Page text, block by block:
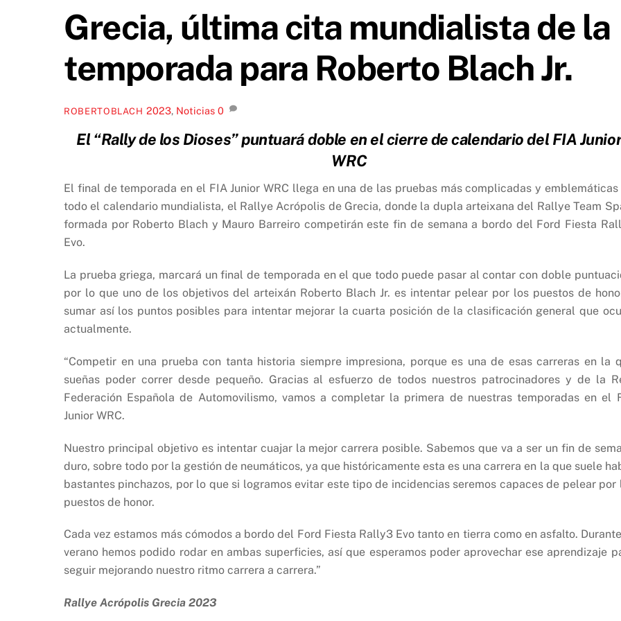
Grecia, última cita mundialista de la
temporada para Roberto Blach Jr.
ROBERTOBLACH 2023, Noticias 0
El “Rally de los Dioses” puntuará doble en el cierre de calendario del FIA
WRC
El final de temporada en el FIA Junior WRC llega en una de las pruebas más complicadas y emblemáticas
todo el calendario mundialista, el Rallye Acrópolis de Grecia, donde la dupla arteixana del Rallye Team
formada por Roberto Blach y Mauro Barreiro competirán este fin de semana a bordo del Ford Fiesta
Evo.
La prueba griega, marcará un final de temporada en el que todo puede pasar al contar con doble
por lo que uno de los objetivos del arteixán Roberto Blach Jr. es intentar pelear por los puestos de
sumar así los puntos posibles para intentar mejorar la cuarta posición de la clasificación general que
actualmente.
“Competir en una prueba con tanta historia siempre impresiona, porque es una de esas carreras en la
sueñas poder correr desde pequeño. Gracias al esfuerzo de todos nuestros patrocinadores y de la
Federación Española de Automovilismo, vamos a completar la primera de nuestras temporadas en el
Junior WRC.
Nuestro principal objetivo es intentar cuajar la mejor carrera posible. Sabemos que va a ser un fin de
duro, sobre todo por la gestión de neumáticos, ya que históricamente esta es una carrera en la que suele
bastantes pinchazos, por lo que si logramos evitar este tipo de incidencias seremos capaces de pelear por
puestos de honor.
Cada vez estamos más cómodos a bordo del Ford Fiesta Rally3 Evo tanto en tierra como en asfalto.
verano hemos podido rodar en ambas superficies, así que esperamos poder aprovechar ese aprendizaje
seguir mejorando nuestro ritmo carrera a carrera.”
Rallye Acrópolis Grecia 2023